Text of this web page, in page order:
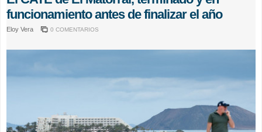
funcionamiento antes de finalizar el año
Eloy Vera 0 COMENTARIOS